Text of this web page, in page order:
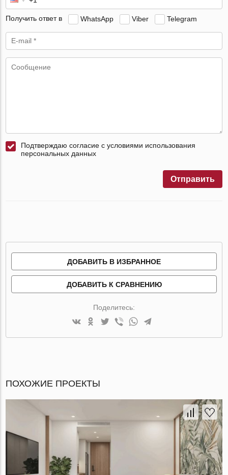
Получить ответ в WhatsApp Viber Telegram
Подтверждаю согласие с условиями использования
персональных данных
Отправить
ДОБАВИТЬ В ИЗБРАННОЕ
ДОБАВИТЬ К СРАВНЕНИЮ
Поделитесь:
ПОХОЖИЕ ПРОЕКТЫ